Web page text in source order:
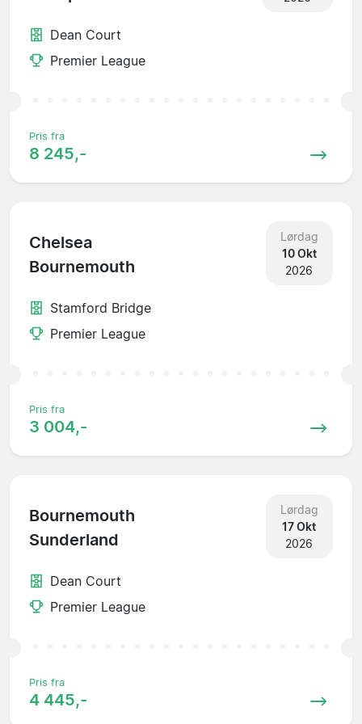
Dean Court
Premier League
Pris fra
8 245,-
Chelsea
Bournemouth
Lørdag
10 Okt
2026
Stamford Bridge
Premier League
Pris fra
3 004,-
Bournemouth
Sunderland
Lørdag
17 Okt
2026
Dean Court
Premier League
Pris fra
4 445,-